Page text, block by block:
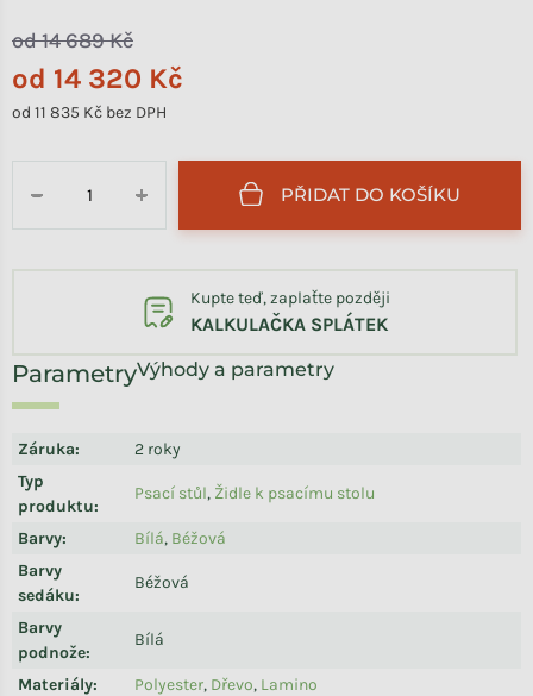
od 14 689 Kč
od 14 320 Kč
od 11 835 Kč bez DPH
+
− PŘIDAT DO KOŠÍKU
Výhody a parametry
Záruka:
2 roky
Typ
produktu:
Psací stůl, Židle k psacímu stolu
Barvy: Bílá, Béžová
Barvy
sedáku:
Béžová
Barvy
podnože:
Bílá
Materiály: Polyester, Dřevo, Lamino
Kupte teď, zaplaťte později
KALKULAČKA SPLÁTEK